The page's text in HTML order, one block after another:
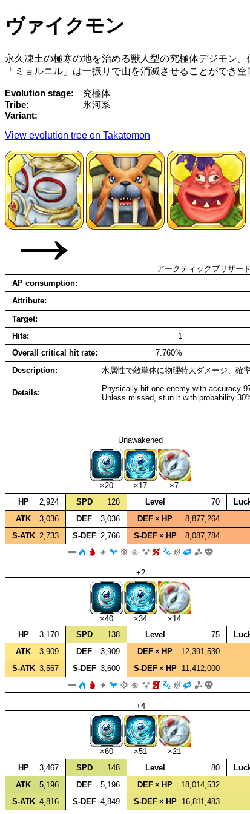
ヴァイクモン
永久凍土の極寒の地を治める獣人型の究極体デジモン
「ミョルニル」は一振りで山を消滅させることができ空
Evolution stage
究極体
Tribe
氷河系
Variant
—
View evolution tree on Takatomon
→
アークティックブリザード
AP consumption
Attribute
Target
Hits
1
Overall critical hit rate
7.760%
Description
水属性で敵単体に物理特大ダメージ、確
Details
Physically hit one enemy with accuracy
Unless missed, stun it with probability
Unawakened
×20 ×17
×7
HP
2,924 SPD 128 Level 70
ATK
3,036 DEF 3,036 DEF × HP
8,877,264
S‑ATK 2,733 S‑DEF 2,766 S‑DEF × HP 8,087,784
+2
×40 ×34
×14
HP
3,170 SPD 138 Level 75
ATK
3,909 DEF 3,909 DEF × HP
12,391,530
S‑ATK 3,567 S‑DEF 3,600 S‑DEF × HP 11,412,000
+4
×60 ×51
×21
HP
3,467 SPD 148 Level 80
ATK
5,196 DEF 5,196 DEF × HP
18,014,532
S‑ATK 4,816 S‑DEF 4,849 S‑DEF × HP 16,811,483